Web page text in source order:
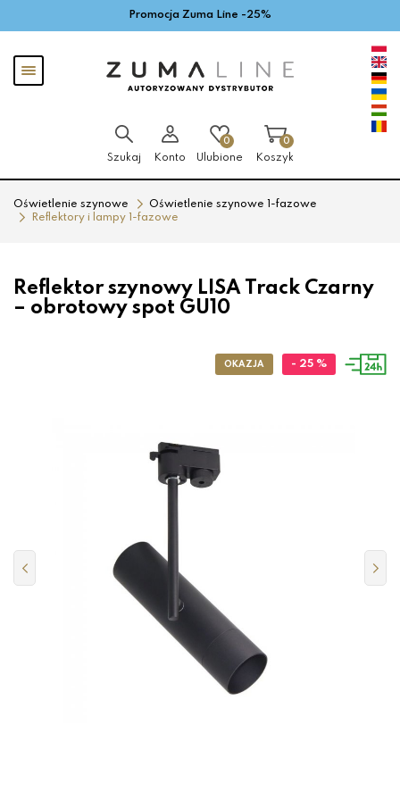
Przejdź
głównego
Przejdź
menu
stopce
Promocja Zuma Line -25%
Pokaż
menu
Szukaj Konto
0
Ulubione
0
Koszyk
Oświetlenie szynowe
Oświetlenie szynowe 1-fazowe
Reflektory i lampy 1-fazowe
Reflektor szynowy LISA Track Czarny
– obrotowy spot GU10
- 25 %